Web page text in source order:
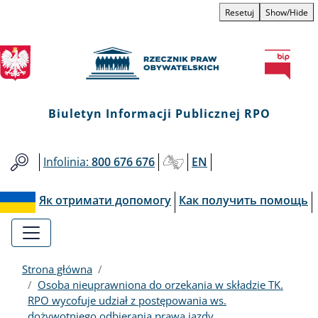
menu
głównego
treści
informacji
o
kontakcie
mapy
serwisu
Informacji
Publicznej
RPO
Resetuj Show/Hide
Biuletyn Informacji Publicznej RPO
Infolinia: 800 676 676 EN
Як отримати допомогу Как получить помощь
Strona główna
Osoba nieuprawniona do orzekania w składzie TK.
RPO wycofuje udział z postępowania ws.